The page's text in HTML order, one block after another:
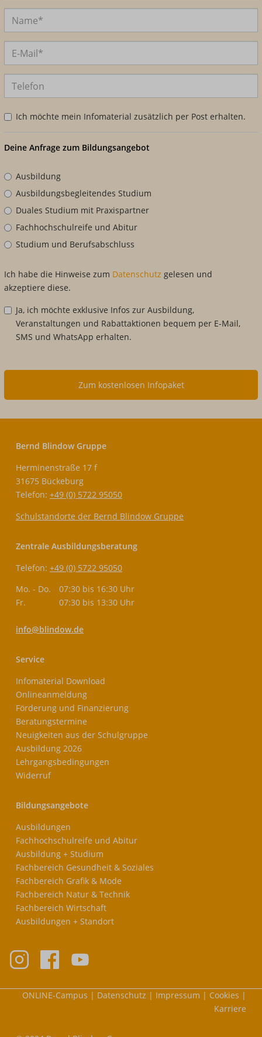
Ich möchte mein Infomaterial zusätzlich per Post erhalten.
Deine Anfrage zum Bildungsangebot
Ausbildung
Ausbildungsbegleitendes Studium
Duales Studium mit Praxispartner
Fachhochschulreife und Abitur
Studium und Berufsabschluss
Ich habe die Hinweise zum Datenschutz gelesen und
akzeptiere diese.
Ja, ich möchte exklusive Infos zur Ausbildung,
Veranstaltungen und Rabattaktionen bequem per E-Mail,
SMS und WhatsApp erhalten.
Zum kostenlosen Infopaket
Bernd Blindow Gruppe
Herminenstraße 17 f
31675 Bückeburg
Telefon: +49 (0) 5722 95050
Schulstandorte der Bernd Blindow Gruppe
Zentrale Ausbildungsberatung
Telefon: +49 (0) 5722 95050
Mo. - Do.
07:30 bis 16:30 Uhr
Fr.
07:30 bis 13:30 Uhr
info@blindow.de
Service
Infomaterial Download
Onlineanmeldung
Förderung und Finanzierung
Beratungstermine
Neuigkeiten aus der Schulgruppe
Ausbildung 2026
Lehrgangsbedingungen
Widerruf
Bildungsangebote
Ausbildungen
Fachhochschulreife und Abitur
Ausbildung + Studium
Fachbereich Gesundheit & Soziales
Fachbereich Grafik & Mode
Fachbereich Natur & Technik
Fachbereich Wirtschaft
Ausbildungen + Standort
Meta-
ONLINE-Campus Datenschutz Impressum
Cookies
Karriere